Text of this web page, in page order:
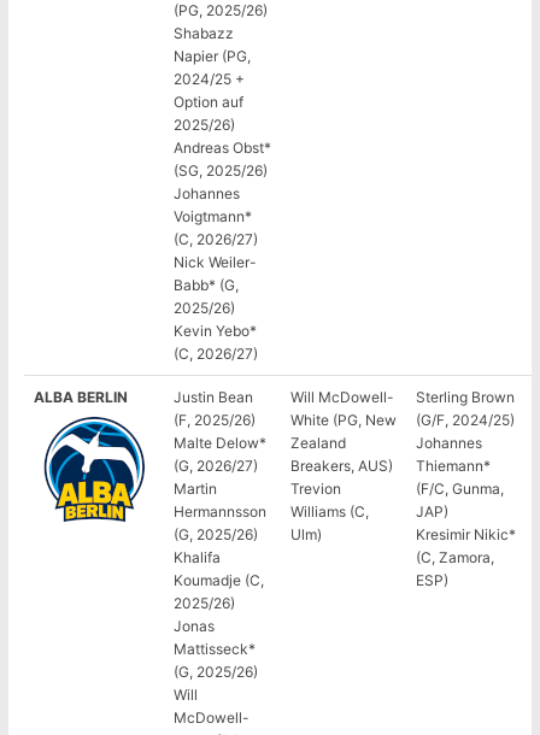
(PG, 2025/26)
Shabazz
Napier (PG,
2024/25 +
Option auf
2025/26)
Andreas Obst*
(SG, 2025/26)
Johannes
Voigtmann*
(C, 2026/27)
Nick Weiler-
Babb* (G,
2025/26)
Kevin Yebo*
(C, 2026/27)
ALBA BERLIN
Justin Bean
(F, 2025/26)
Malte Delow*
(G, 2026/27)
Martin
Hermannsson
(G, 2025/26)
Khalifa
Koumadje (C,
2025/26)
Jonas
Mattisseck*
(G, 2025/26)
Will
McDowell-
Will McDowell-
White (PG, New
Zealand
Breakers, AUS)
Trevion
Williams (C,
Ulm)
Sterling Brown
(G/F, 2024/25)
Johannes
Thiemann*
(F/C, Gunma,
JAP)
Kresimir Nikic*
(C, Zamora,
ESP)